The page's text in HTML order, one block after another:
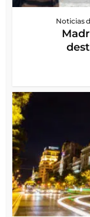
Noticias